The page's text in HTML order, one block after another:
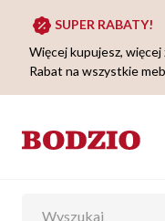
SUPER RABATY!
Więcej kupujesz, więcej
Rabat na wszystkie